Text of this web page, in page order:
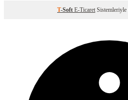
T-Soft E-Ticaret Sistemleriyle